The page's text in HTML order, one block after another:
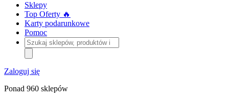
Sklepy
Top Oferty 🔥
Karty podarunkowe
Pomoc
Szukaj
sklepów,
produktów
i
kategorii
Zaloguj się
Ponad 960 sklepów